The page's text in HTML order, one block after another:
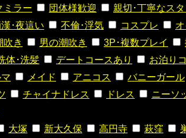
ミラー 団体様歓迎 親切･丁寧なス
･夜這い 不倫･浮気 コスプレ
吹き 男の潮吹き 3P･複数プレイ
体･洗髪 デートコースあり お泊り
メイド アニコス バニーガール
チャイナドレス ドレス ニーソ
大塚 新大久保 高円寺 萩窪